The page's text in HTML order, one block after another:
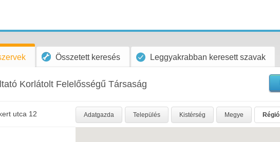
Összetett keresés Leggyakrabban keresett szavak
Korlátolt Felelősségű Társaság
utca 12 Adatgazda Település Kistérség Megye Régió